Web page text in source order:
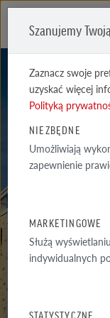
Szanujemy
Zaznacz swoje
uzyskać więcej
Polityką
NIEZBĘDNE
Umożliwiają
zapewnienie
MARKETINGOWE
Służą
indywidualnych
STATYSTYCZNE